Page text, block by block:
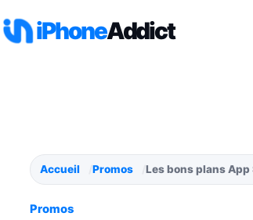
iPhoneAddict
Accueil Promos Les bons plans App
Promos